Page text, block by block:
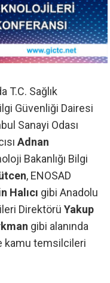
T.C. Sağlık
Güvenliği Dairesi
Sanayi Odası
Adnan
Bakanlığı Bilgi
, ENOSAD
Halıcı gibi Anadolu
Direktörü Yakup
gibi alanında
kamu temsilcileri